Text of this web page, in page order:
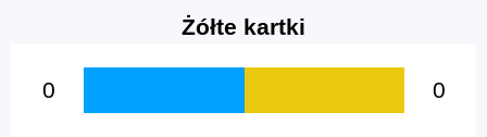
Żółte kartki
0 0